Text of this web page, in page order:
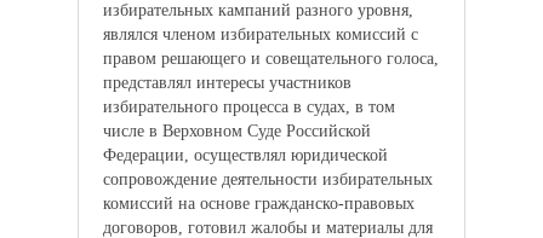
избирательных кампаний разного уровня,
являлся членом избирательных комиссий с
правом решающего и совещательного голоса,
представлял интересы участников
избирательного процесса в судах, в том
числе в Верховном Суде Российской
Федерации, осуществлял юридической
сопровождение деятельности избирательных
комиссий на основе гражданско-правовых
договоров, готовил жалобы и материалы для